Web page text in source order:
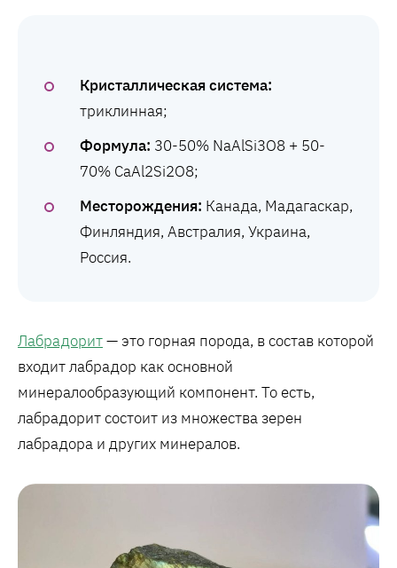
Кристаллическая система:
триклинная;
Формула: 30-50% NaAlSi3O8 + 50-
70% CaAl2Si2O8;
Месторождения: Канада, Мадагаскар,
Финляндия, Австралия, Украина,
Россия.
Лабрадорит— это горная порода, в состав которой
входит лабрадор как основной
минералообразующий компонент. То есть,
лабрадорит состоит из множества зерен
лабрадора и других минералов.